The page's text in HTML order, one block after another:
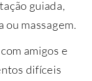
guiada,
ou massagem.
amigos e
difíceis